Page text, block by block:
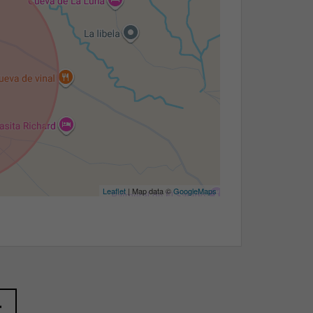
Leaflet | Map data ©GoogleMaps